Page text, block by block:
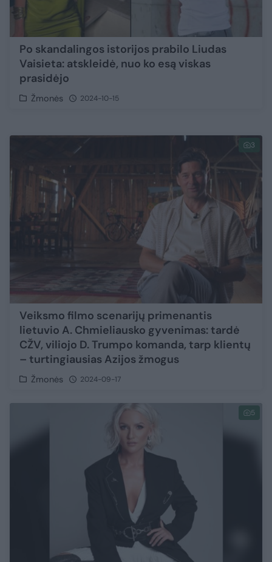
Po skandalingos istorijos prabilo Liudas
Vaisieta: atskleidė, nuo ko esą viskas
prasidėjo
Žmonės 2024-10-15
3
Veiksmo filmo scenarijų primenantis
lietuvio A. Chmieliausko gyvenimas: tardė
CŽV, viliojo D. Trumpo komanda, tarp klientų
– turtingiausias Azijos žmogus
Žmonės 2024-09-17
5